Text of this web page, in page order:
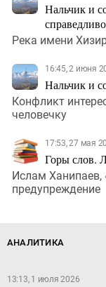
Нальчик и
Река имени
16:45, 2 июня
Нальчик и
Конфликт
человечку
17:53, 27 мая
Горы слов.
Ислам Ханипаев,
предупреждение
АНАЛИТИКА
13:13, 1 июля 2026